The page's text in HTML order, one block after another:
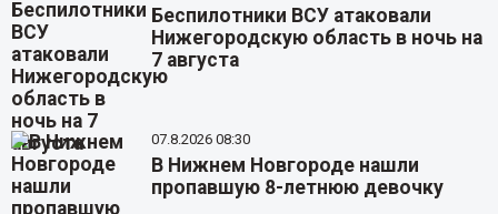
Беспилотники ВСУ атаковали
Нижегородскую область в ночь на
7 августа
07.8.2026 08:30
В Нижнем Новгороде нашли
пропавшую 8-летнюю девочку